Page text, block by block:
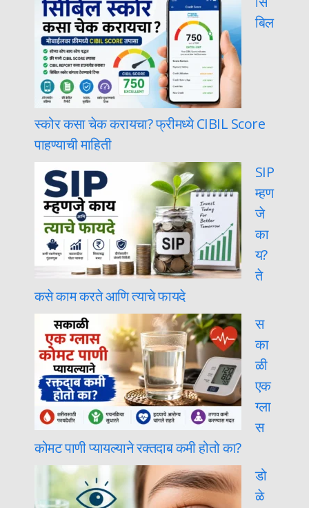
बिल
स्कोर कसा चेक करायचा? फ्रीमध्ये CIBIL Score
पाहण्याची माहिती
SIP
म्हण
जे
का
य?
ते
कसे काम करते आणि त्याचे फायदे
स
का
ळी
एक
ग्ला
स
कोमट पाणी प्यायल्याने रक्तदाब कमी होतो का?
डो
ळे